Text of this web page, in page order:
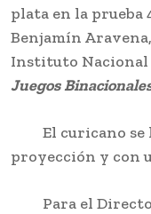
plata en la prueba
Benjamín
Instituto Nacional
Juegos
El curicano se
proyección y con
Para el Director